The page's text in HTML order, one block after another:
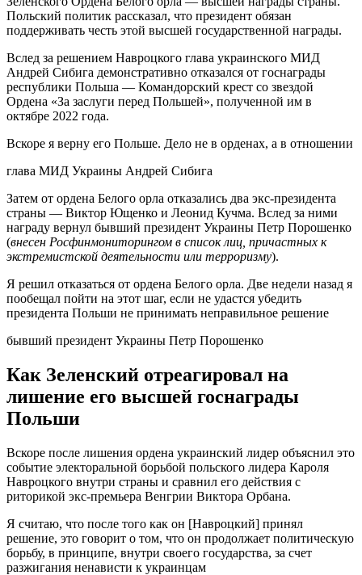
Польский политик рассказал, что президент обязан
поддерживать честь этой высшей государственной награды.
Вслед за решением Навроцкого глава украинского МИД
Андрей Сибига демонстративно отказался от госнаграды
республики Польша — Командорский крест со звездой
Ордена «За заслуги перед Польшей», полученной им в
октябре 2022 года.
Вскоре я верну его Польше. Дело не в орденах, а в отношении
глава МИД Украины Андрей Сибига
Затем от ордена Белого орла отказались два экс-президента
страны — Виктор Ющенко и Леонид Кучма. Вслед за ними
награду вернул бывший президент Украины Петр Порошенко
(внесен Росфинмониторингом в список лиц, причастных к
экстремистской деятельности или терроризму).
Я решил отказаться от ордена Белого орла. Две недели назад я
пообещал пойти на этот шаг, если не удастся убедить
президента Польши не принимать неправильное решение
бывший президент Украины Петр Порошенко
Как Зеленский отреагировал на
лишение его высшей госнаграды
Польши
Вскоре после лишения ордена украинский лидер объяснил это
событие электоральной борьбой польского лидера Кароля
Навроцкого внутри страны и сравнил его действия с
риторикой экс-премьера Венгрии Виктора Орбана.
Я считаю, что после того как он [Навроцкий] принял
решение, это говорит о том, что он продолжает политическую
борьбу, в принципе, внутри своего государства, за счет
разжигания ненависти к украинцам